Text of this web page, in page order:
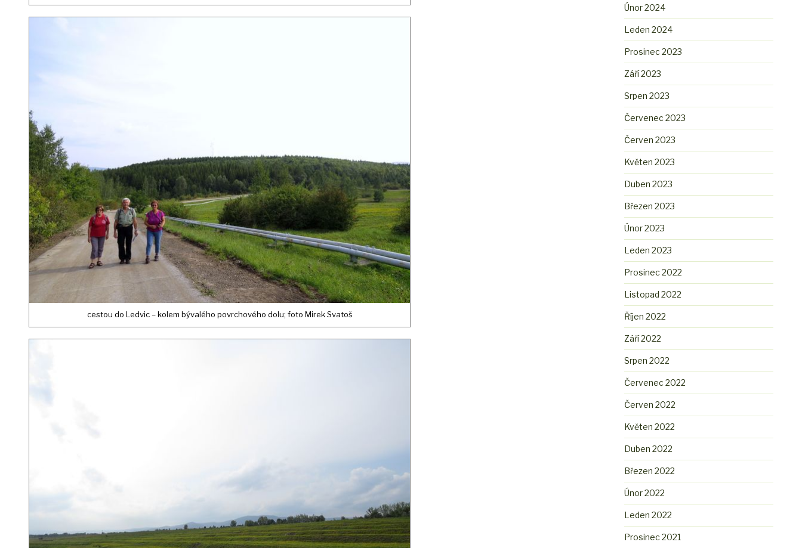
cestou do Ledvic – kolem bývalého povrchového dolu; foto Mirek Svatoš
Únor 2024
Leden 2024
Prosinec 2023
Září 2023
Srpen 2023
Červenec 2023
Červen 2023
Květen 2023
Duben 2023
Březen 2023
Únor 2023
Leden 2023
Prosinec 2022
Listopad 2022
Říjen 2022
Září 2022
Srpen 2022
Červenec 2022
Červen 2022
Květen 2022
Duben 2022
Březen 2022
Únor 2022
Leden 2022
Prosinec 2021